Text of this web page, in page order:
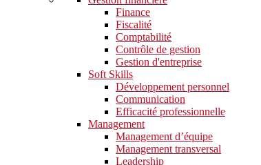
Finance
Fiscalité
Comptabilité
Contrôle de gestion
Gestion d'entreprise
Soft Skills​
Développement personnel
Communication
Efficacité professionnelle
Management
Management d’équipe
Management transversal
Leadership